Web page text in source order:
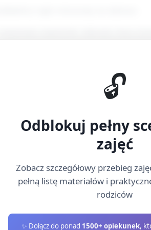
po kroku (ok. 25
rice cake/krążek chlebka lub
serkiem, hummusem lub
🔓
Odblokuj pełny
zajęć
Zobacz szczegółowy przebieg
pełną listę materiałów i
rodziców
✨ Dołącz do ponad 1500+ opiekunek,